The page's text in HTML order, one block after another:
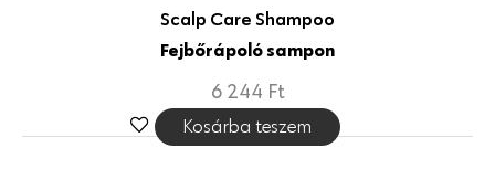
Scalp Care Shampoo
Fejbőrápoló sampon
6 244 Ft
Kosárba teszem